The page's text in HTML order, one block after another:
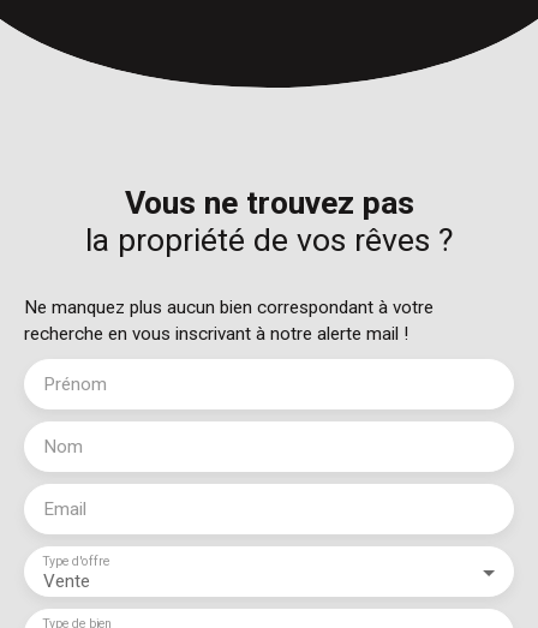
Vous ne trouvez pas
la propriété de vos rêves ?
Ne manquez plus aucun bien correspondant à votre
recherche en vous inscrivant à notre alerte mail !
Prénom
Nom
Email
Vente
Type d'offre
Type de bien